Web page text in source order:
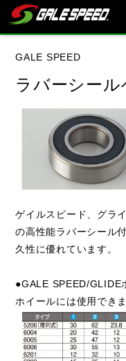
データを
GALE SPEED
ラバーシー
ゲイルスピード、グラ
の高性能ラバーシール
久性に優れています。
●GALE SPEED/GLIDE
ホイールには使用できま